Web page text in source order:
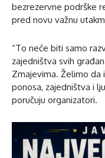
bezrezervne podrške
pred novu važnu
“To neće biti samo
zajedništva svih
Zmajevima. Želimo da
ponosa, zajedništva i
poručuju organizatori.